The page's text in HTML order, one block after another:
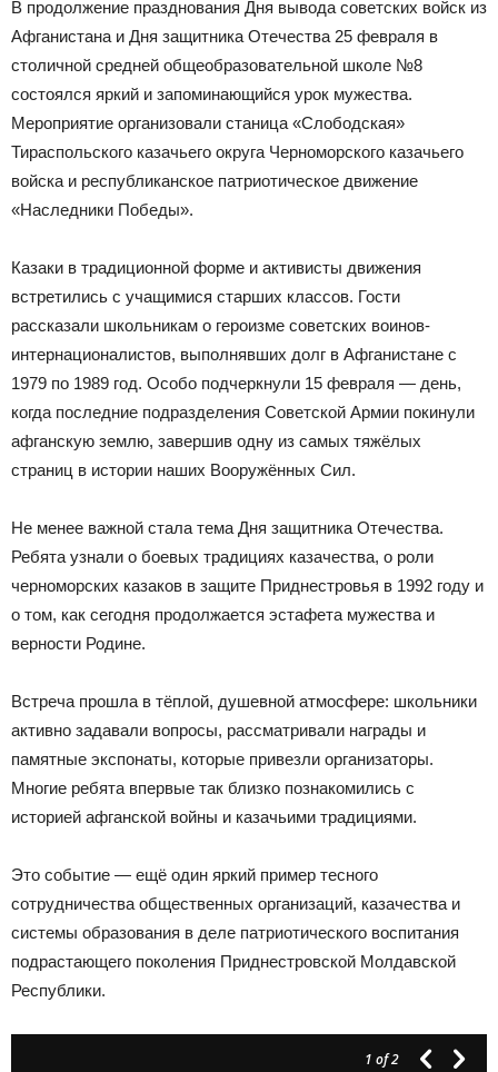
В продолжение празднования Дня вывода советских войск из
Афганистана и Дня защитника Отечества 25 февраля в
столичной средней общеобразовательной школе №8
состоялся яркий и запоминающийся урок мужества.
Мероприятие организовали станица «Слободская»
Тираспольского казачьего округа Черноморского казачьего
войска и республиканское патриотическое движение
«Наследники Победы».
Казаки в традиционной форме и активисты движения
встретились с учащимися старших классов. Гости
рассказали школьникам о героизме советских воинов-
интернационалистов, выполнявших долг в Афганистане с
1979 по 1989 год. Особо подчеркнули 15 февраля — день,
когда последние подразделения Советской Армии покинули
афганскую землю, завершив одну из самых тяжёлых
страниц в истории наших Вооружённых Сил.
Не менее важной стала тема Дня защитника Отечества.
Ребята узнали о боевых традициях казачества, о роли
черноморских казаков в защите Приднестровья в 1992 году и
о том, как сегодня продолжается эстафета мужества и
верности Родине.
Встреча прошла в тёплой, душевной атмосфере: школьники
активно задавали вопросы, рассматривали награды и
памятные экспонаты, которые привезли организаторы.
Многие ребята впервые так близко познакомились с
историей афганской войны и казачьими традициями.
Это событие — ещё один яркий пример тесного
сотрудничества общественных организаций, казачества и
системы образования в деле патриотического воспитания
подрастающего поколения Приднестровской Молдавской
Республики.
1 of 2